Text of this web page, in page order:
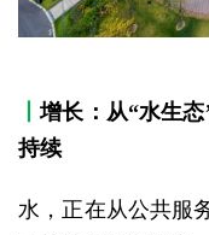
丨增长：从“水生
持续
水，正在从公共服